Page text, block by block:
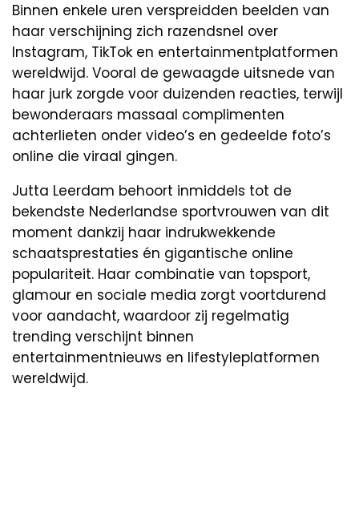
Binnen enkele uren verspreidden beelden van
haar verschijning zich razendsnel over
Instagram, TikTok en entertainmentplatformen
wereldwijd. Vooral de gewaagde uitsnede van
haar jurk zorgde voor duizenden reacties, terwijl
bewonderaars massaal complimenten
achterlieten onder video’s en gedeelde foto’s
online die viraal gingen.
Jutta Leerdam behoort inmiddels tot de
bekendste Nederlandse sportvrouwen van dit
moment dankzij haar indrukwekkende
schaatsprestaties én gigantische online
populariteit. Haar combinatie van topsport,
glamour en sociale media zorgt voortdurend
voor aandacht, waardoor zij regelmatig
trending verschijnt binnen
entertainmentnieuws en lifestyleplatformen
wereldwijd.